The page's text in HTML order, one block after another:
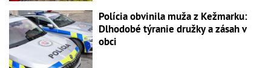
Polícia obvinila muža z Kežmarku:
Dlhodobé týranie družky a zásah v
obci